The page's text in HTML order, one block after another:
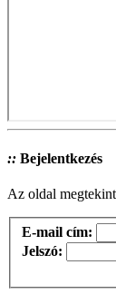
:: Bejelentkezés
Az oldal
E-mail cím:
Jelszó: